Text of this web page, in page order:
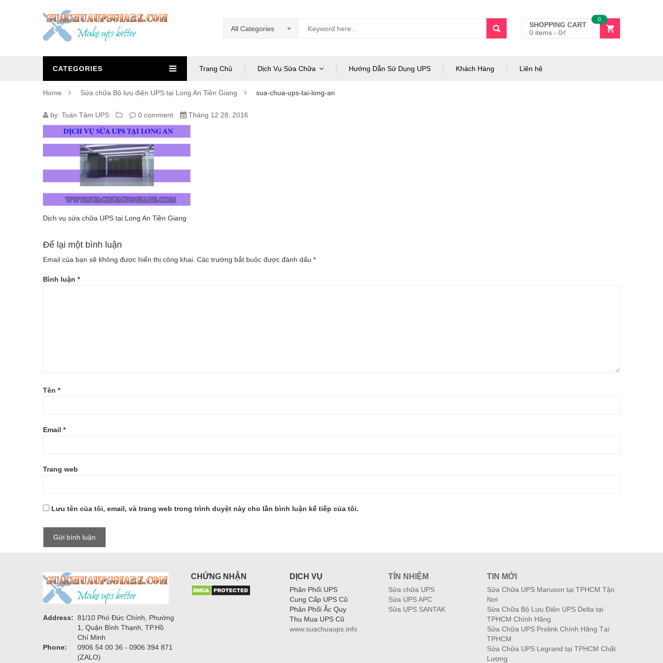
All Categories
SHOPPING CART
0 items - 0₫
0
CATEGORIES Trang Chủ Dịch Vụ Sửa Chữa Hướng Dẫn Sử Dụng UPS Khách Hàng Liên hệ
Home Sửa chữa Bộ lưu điện UPS tại Long An Tiền Giang sua-chua-ups-tai-long-an
SUA-
CHUA-
UPS-
TAI-
LONG-
AN
by: Toàn Tâm UPS 0 comment Tháng 12 28, 2016
Dịch vụ sửa chữa UPS tại Long An Tiền Giang
Để lại một bình luận
Email của bạn sẽ không được hiển thị công khai. Các trường bắt buộc được đánh dấu *
Bình luận *
Tên *
Email *
Trang web
Lưu tên của tôi, email, và trang web trong trình duyệt này cho lần bình luận kế tiếp của tôi.
Address: 81/10 Phó Đức Chính, Phường
1, Quận Bình Thạnh, TP.Hồ
Chí Minh
Phone:
0906 54 00 36 - 0906 394 871
(ZALO)
CHỨNG NHẬN DỊCH VỤ
Phân Phối UPS
Cung Cấp UPS Cũ
Phân Phối Ắc Quy
Thu Mua UPS Cũ
www.suachuaups.info
TÍN NHIỆM
Sửa chữa UPS
Sửa UPS APC
Sửa UPS SANTAK
TIN MỚI
Sửa Chữa UPS Maruson tại TPHCM Tận
Nơi
Sửa Chữa Bộ Lưu Điện UPS Delta tại
TPHCM Chính Hãng
Sửa Chữa UPS Prolink Chính Hãng Tại
TPHCM
Sửa Chữa UPS Legrand tại TPHCM Chất
Lượng